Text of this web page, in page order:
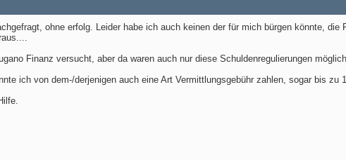
ohne erfolg. Leider habe ich auch keinen der für mich bürgen könnte,
Finanz versucht, aber da waren auch nur diese Schuldenregulierungen
ich von dem-/derjenigen auch eine Art Vermittlungsgebühr zahlen, sogar bis zu